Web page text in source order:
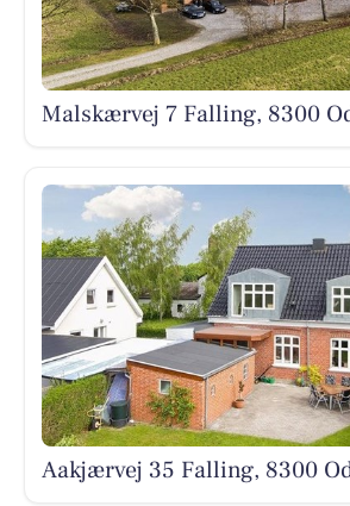
Malskærvej 7 Falling, 8300
Aakjærvej 35 Falling, 8300